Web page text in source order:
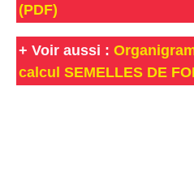
(PDF)
+ Voir aussi :
calcul SEMELLES DE